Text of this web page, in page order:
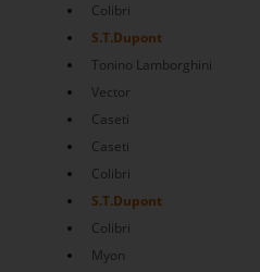
Colibri
S.T.Dupont
Tonino Lamborghini
Vector
Caseti
Caseti
Colibri
S.T.Dupont
Colibri
Myon